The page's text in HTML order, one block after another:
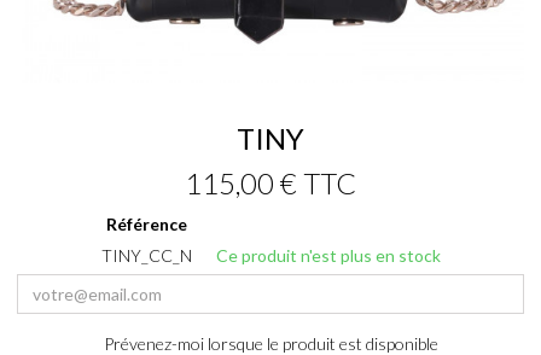
TINY
115,00 € TTC
Référence
TINY_CC_N
Ce produit n'est plus en stock
Prévenez-moi lorsque le produit est disponible